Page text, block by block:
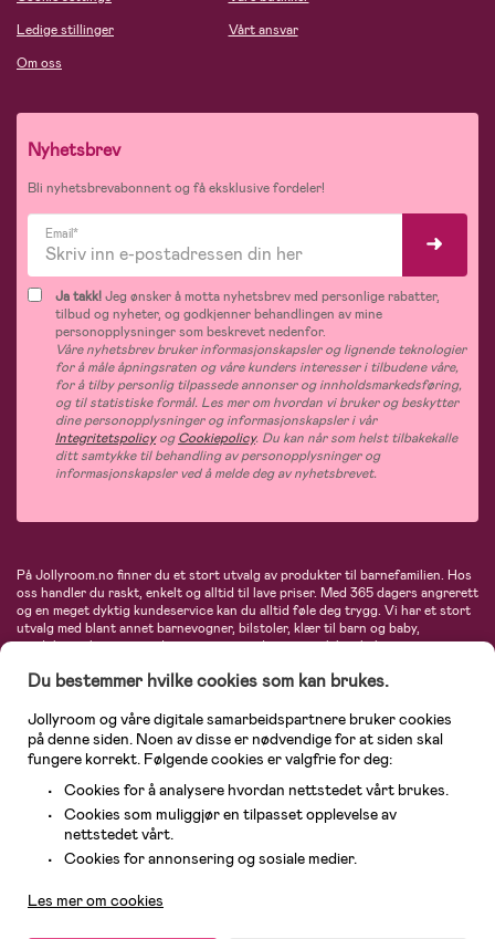
Ledige stillinger
Om oss
Vårt ansvar
Nyhetsbrev
Bli nyhetsbrevabonnent og få eksklusive fordeler!
Email*
Ja takk!Jeg ønsker å motta nyhetsbrev med personlige rabatter,
tilbud og nyheter, og godkjenner behandlingen av mine
personopplysninger som beskrevet nedenfor.
Våre nyhetsbrev bruker informasjonskapsler og lignende teknologier
for å måle åpningsraten og våre kunders interesser i tilbudene våre,
for å tilby personlig tilpassede annonser og innholdsmarkedsføring,
og til statistiske formål. Les mer om hvordan vi bruker og beskytter
dine personopplysninger og informasjonskapsler i vår
IntegritetspolicyogCookiepolicy. Du kan når som helst tilbakekalle
ditt samtykke til behandling av personopplysninger og
informasjonskapsler ved å melde deg av nyhetsbrevet.
På Jollyroom.no finner du et stort utvalg av produkter til barnefamilien. Hos
oss handler du raskt, enkelt og alltid til lave priser. Med 365 dagers angrerett
og en meget dyktig kundeservice kan du alltid føle deg trygg. Vi har et stort
utvalg med blant annet barnevogner, bilstoler, klær til barn og baby,
produkter til mor, mengder av inspirerende interiør, leker, babyustyr og mye
Maxi-Cosi, Baby Jogger, BabyBjörn, Didriksons, KidKraft, Ergobaby, Philips
største nettbutikk for barn og baby!
Du bestemmer hvilke cookies som kan brukes.
Jollyroom og våre digitale samarbeidspartnere bruker cookies
på denne siden. Noen av disse er nødvendige for at siden skal
fungere korrekt. Følgende cookies er valgfrie for deg:
Cookies for å analysere hvordan nettstedet vårt brukes.
Cookies som muliggjør en tilpasset opplevelse av
nettstedet vårt.
Cookies for annonsering og sosiale medier.
Les mer om cookies